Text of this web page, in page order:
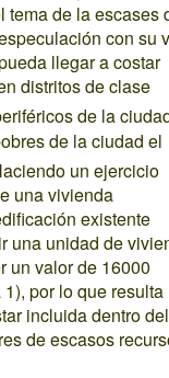
tema de la escases
con su
llegar a costar
distritos de clase
de la
de la ciudad el
un ejercicio
una vivienda
existente
una unidad de
un valor de 16000
por lo que resulta
incluida dentro del
de escasos